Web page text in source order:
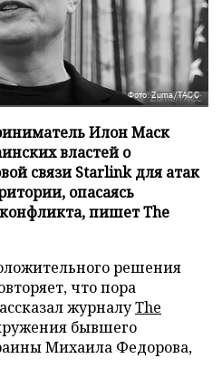
Фото: Zuma/ТАСС
Илон Маск
властей о
связи Starlink для атак
опасаясь
пишет The
решения
что пора
журналуThe
бывшего
Михаила Федорова,